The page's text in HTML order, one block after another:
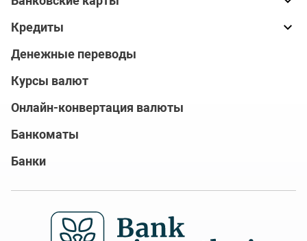
Кредиты
Денежные переводы
Курсы валют
Онлайн-конвертация валюты
Банкоматы
Банки